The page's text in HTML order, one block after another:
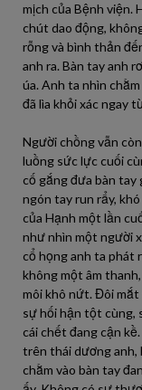
mịch của Bệnh viện.
chút dao động,
rỗng và bình thản
anh ra. Bàn tay anh
úa. Anh ta nhìn
đã lìa khỏi xác ngay
Người chồng vẫn
luồng sức lực cuối
cố gắng đưa bàn tay
ngón tay run rẩy,
của Hạnh một lần
như nhìn một người
cổ họng anh ta phát
không một âm
môi khô nứt. Đôi mắt
sự hối hận tột cùng,
cái chết đang cận
trên thái dương anh,
chằm vào bàn tay